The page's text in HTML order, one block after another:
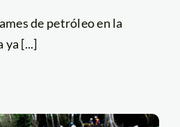
de petróleo en la
ya [...]